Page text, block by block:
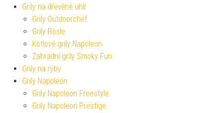
Grily na dřevěné uhlí
Grily Outdoorchef
Grily Rösle
Kotlové grily Napoleon
Zahradní grily Smoky Fun
Grily na ryby
Grily Napoleon
Grily Napoleon Freestyle
Grily Napoleon Prestige